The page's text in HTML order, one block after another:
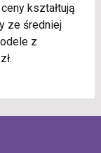
kształtują
ze średniej
z